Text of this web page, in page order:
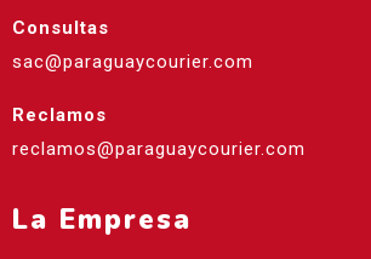
Consultas
sac@paraguaycourier.com
Reclamos
reclamos@paraguaycourier.com
La Empresa